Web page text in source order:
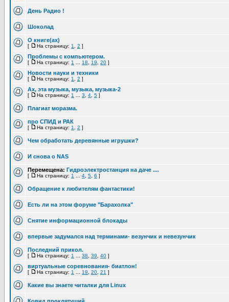
День Радио !
Шоколад
О книге(ах)
[ На страницу: 1 2 ]
Проблемы с компьютером.
[ На страницу: 1 18 19 20 ]
Новости науки и техники
[ На страницу: 1 2 ]
Ах, эта музыка, музыка, музыка-2
[ На страницу: 1 3 4 5 ]
Плагиат моразма.
про СПИД и РАК
[ На страницу: 1 2 ]
Чем обработать деревянные игрушки?
И снова о NAS
Перемещена: Гидроэлектростанция на даче ....
[ На страницу: 1 4 5 6 ]
Обращение к любителям фантастики!
Есть ли на этом форуме "Барахолка"
Снятие информационной блокады
впервые задумался над терминами- везунчик и невезунчик
Последний прикол.
[ На страницу: 1 38 39 40 ]
виртуальные соревнования- биатлон!
[ На страницу: 1 19 20 21 ]
Какие вы знаете читалки для Linux